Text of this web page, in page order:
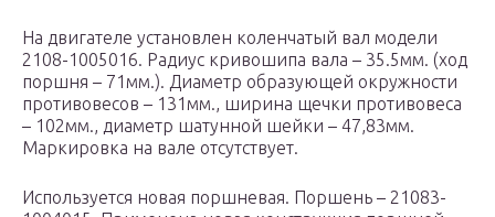
На двигателе установлен коленчатый вал модели
2108-1005016. Радиус кривошипа вала – 35.5мм. (ход
поршня – 71мм.). Диаметр образующей окружности
противовесов – 131мм., ширина щечки противовеса
– 102мм., диаметр шатунной шейки – 47,83мм.
Маркировка на вале отсутствует.
Используется новая поршневая. Поршень – 21083-